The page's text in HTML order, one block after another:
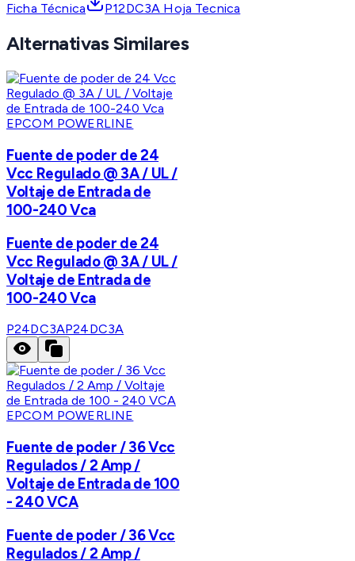
Ficha Técnica P12DC3A Hoja Tecnica
Alternativas Similares
EPCOM POWERLINE
Fuente de poder de 24
Vcc Regulado @ 3A / UL /
Voltaje de Entrada de
100-240 Vca
Fuente de poder de 24
Vcc Regulado @ 3A / UL /
Voltaje de Entrada de
100-240 Vca
P24DC3AP24DC3A
EPCOM POWERLINE
Fuente de poder / 36 Vcc
Regulados / 2 Amp /
Voltaje de Entrada de 100
- 240 VCA
Fuente de poder / 36 Vcc
Regulados / 2 Amp /